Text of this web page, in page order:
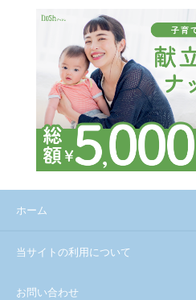
ホーム
当サイトの利用について
お問い合わせ